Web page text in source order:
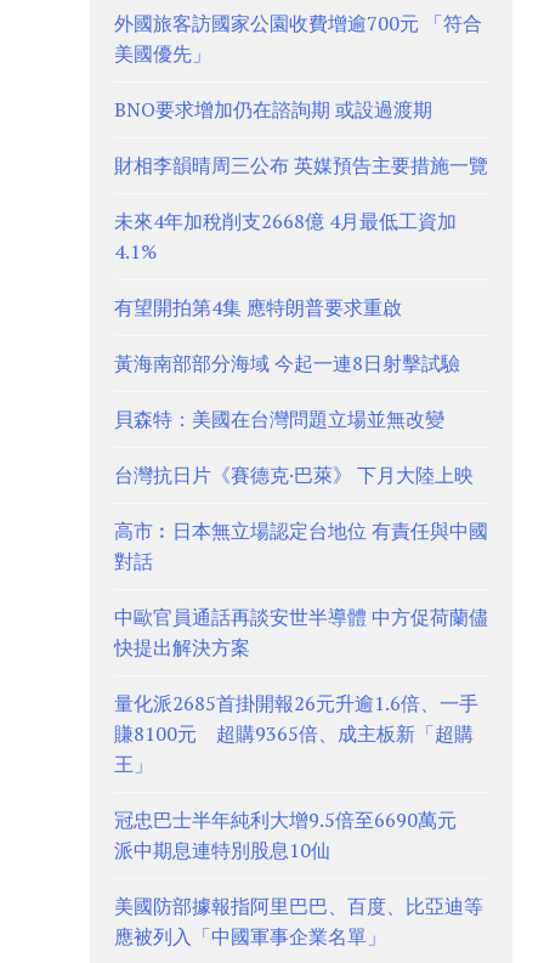
外國旅客訪國家公園收費增逾700元 「符合
美國優先」
BNO要求增加仍在諮詢期 或設過渡期
財相李韻晴周三公布 英媒預告主要措施一覽
未來4年加稅削支2668億 4月最低工資加
4.1%
有望開拍第4集 應特朗普要求重啟
黃海南部部分海域 今起一連8日射擊試驗
貝森特：美國在台灣問題立場並無改變
台灣抗日片《賽德克·巴萊》 下月大陸上映
高市︰日本無立場認定台地位 有責任與中國
對話
中歐官員通話再談安世半導體 中方促荷蘭儘
快提出解決方案
量化派2685首掛開報26元升逾1.6倍、一手
賺8100元 超購9365倍、成主板新「超購
王」
冠忠巴士半年純利大增9.5倍至6690萬元
派中期息連特別股息10仙
美國防部據報指阿里巴巴、百度、比亞迪等
應被列入「中國軍事企業名單」